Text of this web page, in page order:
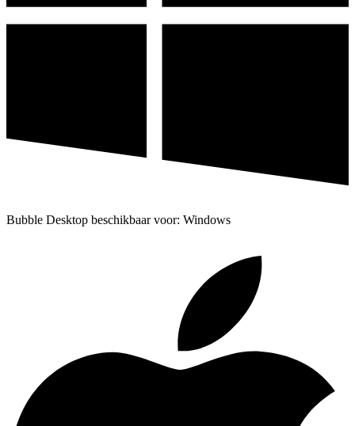
Bubble Desktop beschikbaar voor: Windows